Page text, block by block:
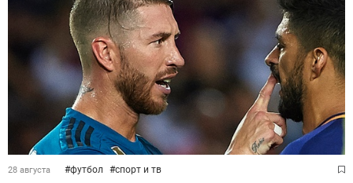
28 августа #футбол #спорт и тв